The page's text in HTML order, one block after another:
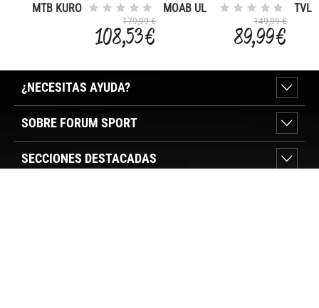
MTB KURO
179,99 €
108,53 €
MOAB UL
149,99 €
89,99 €
TVL
¿NECESITAS AYUDA?
SOBRE FORUM SPORT
SECCIONES DESTACADAS